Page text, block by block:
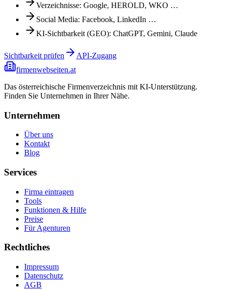
Verzeichnisse: Google, HEROLD, WKO …
Social Media: Facebook, LinkedIn …
KI-Sichtbarkeit (GEO): ChatGPT, Gemini, Claude
Sichtbarkeit prüfen
API-Zugang
firmenwebseiten.at
Das österreichische Firmenverzeichnis mit KI-Unterstützung.
Finden Sie Unternehmen in Ihrer Nähe.
Unternehmen
Über uns
Kontakt
Blog
Services
Firma eintragen
Tools
Funktionen & Hilfe
Preise
Für Agenturen
Rechtliches
Impressum
Datenschutz
AGB